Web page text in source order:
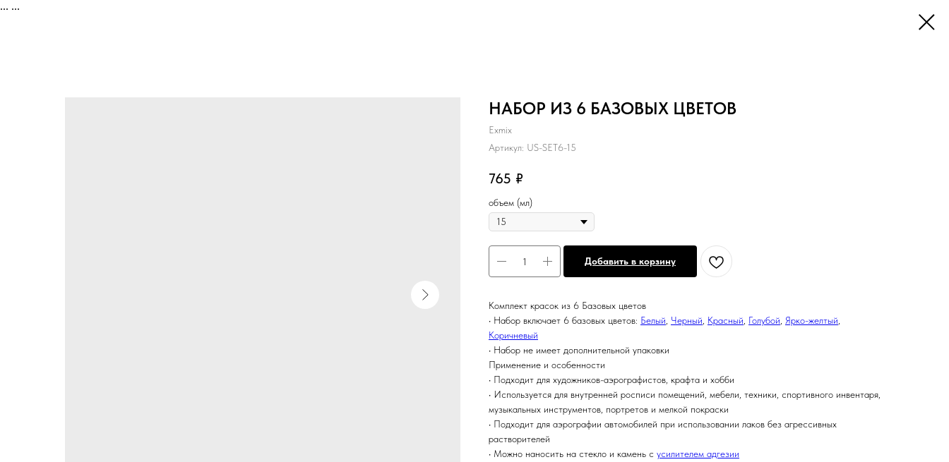
... ...
НАБОР ИЗ 6 БАЗОВЫХ ЦВЕТОВ
Exmix
Артикул: US-SET6-15
765 ₽
объем (мл)
Добавить в корзину
Комплект красок из 6 Базовых цветов
• Набор включает 6 базовых цветов: Белый Черный Красный Голубой Ярко-желтый
Коричневый
• Набор не имеет дополнительной упаковки
Применение и особенности
• Подходит для художников-аэрографистов, крафта и хобби
• Используется для внутренней росписи помещений, мебели, техники, спортивного инвентаря,
музыкальных инструментов, портретов и мелкой покраски
• Подходит для аэрографии автомобилей при использовании лаков без агрессивных
растворителей
• Можно наносить на стекло и камень с усилителем адгезии